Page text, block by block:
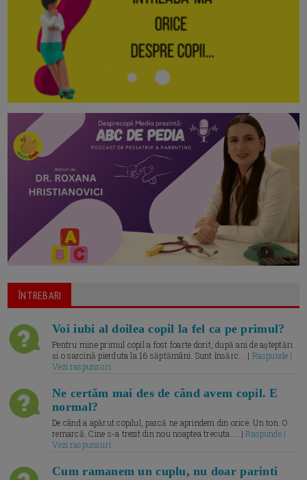
ÎNTREBARI
Voi iubi al doilea copil la fel ca pe primul?
Pentru mine primul copil a fost foarte dorit, după ani de așteptări
și o sarcină pierduta la 16 săptămâni. Sunt însărc... | Raspunde |
Vezi raspunsuri
Ne certăm mai des de când avem copil. E
normal?
De când a apărut copilul, parcă ne aprindem din orice. Un ton. O
remarcă. Cine s-a trezit din nou noaptea trecuta.... |Raspunde |
Vezi raspunsuri
Cum ramanem un cuplu, nu doar parinti